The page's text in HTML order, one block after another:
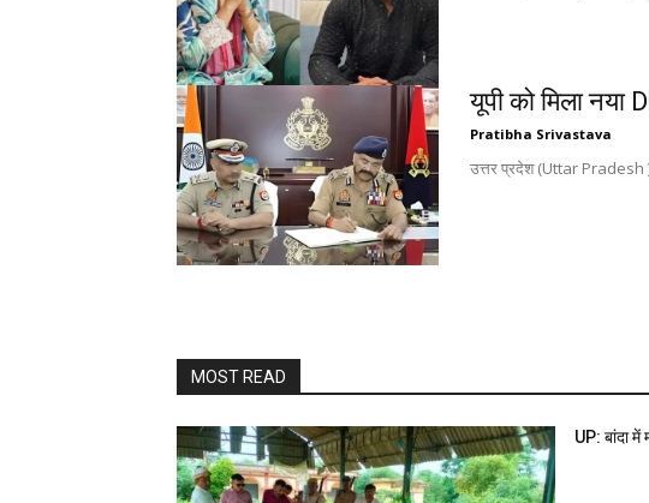
यूपी को मिला
Pratibha Srivastava
उत्तर प्रदेश (Uttar Pradesh
MOST READ
UP: बांदा